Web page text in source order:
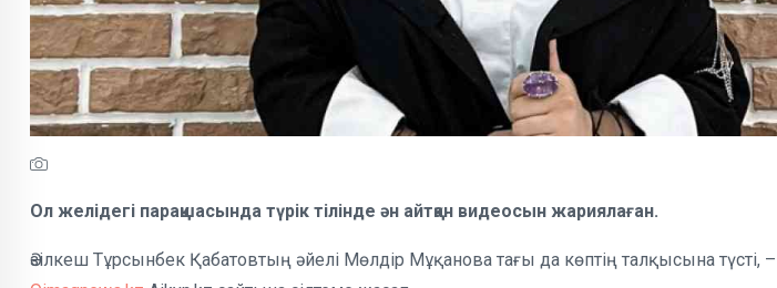
Ол желідегі парақшасында түрік тілінде ән айтқан видеосын жариялаған.
Әзілкеш Тұрсынбек Қабатовтың әйелі Мөлдір Мұқанова тағы да көптің талқысына түсті,